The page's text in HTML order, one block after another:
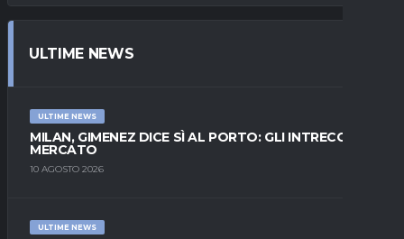
ULTIME NEWS
ULTIME NEWS
MILAN, GIMENEZ DICE SÌ AL PORTO: GLI INTRECCI DI
MERCATO
10 AGOSTO 2026
ULTIME NEWS